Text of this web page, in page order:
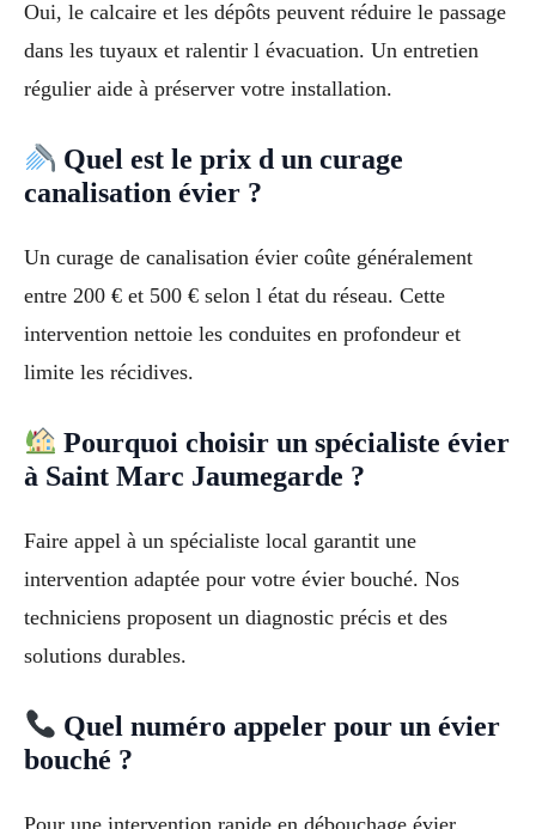
Oui, le calcaire et les dépôts peuvent réduire le passage
dans les tuyaux et ralentir l évacuation. Un entretien
régulier aide à préserver votre installation.
Quel est le prix d un curage
canalisation évier ?
Un curage de canalisation évier coûte généralement
entre 200 € et 500 € selon l état du réseau. Cette
intervention nettoie les conduites en profondeur et
limite les récidives.
Pourquoi choisir un spécialiste évier
à Saint Marc Jaumegarde ?
Faire appel à un spécialiste local garantit une
intervention adaptée pour votre évier bouché. Nos
techniciens proposent un diagnostic précis et des
solutions durables.
Quel numéro appeler pour un évier
bouché ?
Pour une intervention rapide en débouchage évier,